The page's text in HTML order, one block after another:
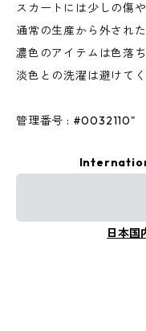
スカートには少しの傷
通常の生産から外され
濃色のアイテムは色落
淡色との洗濯は避けてく
管理番号 : #0032110"
日本国